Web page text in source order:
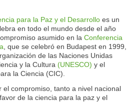
para la Paz y el Desarrollo es un
en todo el mundo desde el año
asumido en la Conferencia
, que se celebró en Budapest en 1999,
de las Naciones Unidas
y la Cultura (UNESCO) y el
la Ciencia (CIC).
el compromiso, tanto a nivel nacional
de la ciencia para la paz y el